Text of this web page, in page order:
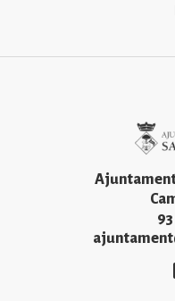
Ajuntament